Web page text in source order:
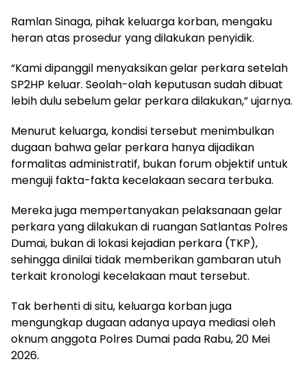
Ramlan Sinaga, pihak keluarga korban, mengaku
heran atas prosedur yang dilakukan penyidik.
“Kami dipanggil menyaksikan gelar perkara setelah
SP2HP keluar. Seolah-olah keputusan sudah dibuat
lebih dulu sebelum gelar perkara dilakukan,” ujarnya.
Menurut keluarga, kondisi tersebut menimbulkan
dugaan bahwa gelar perkara hanya dijadikan
formalitas administratif, bukan forum objektif untuk
menguji fakta-fakta kecelakaan secara terbuka.
Mereka juga mempertanyakan pelaksanaan gelar
perkara yang dilakukan di ruangan Satlantas Polres
Dumai, bukan di lokasi kejadian perkara (TKP),
sehingga dinilai tidak memberikan gambaran utuh
terkait kronologi kecelakaan maut tersebut.
Tak berhenti di situ, keluarga korban juga
mengungkap dugaan adanya upaya mediasi oleh
oknum anggota Polres Dumai pada Rabu, 20 Mei
2026.